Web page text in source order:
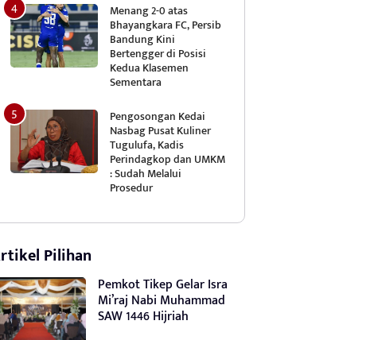
Menang 2-0 atas
Bhayangkara FC, Persib
Bandung Kini
Bertengger di Posisi
Kedua Klasemen
Sementara
Pengosongan Kedai
Nasbag Pusat Kuliner
Tugulufa, Kadis
Perindagkop dan UMKM
: Sudah Melalui
Prosedur
Pilihan
Pemkot Tikep Gelar Isra
Mi’raj Nabi Muhammad
SAW 1446 Hijriah